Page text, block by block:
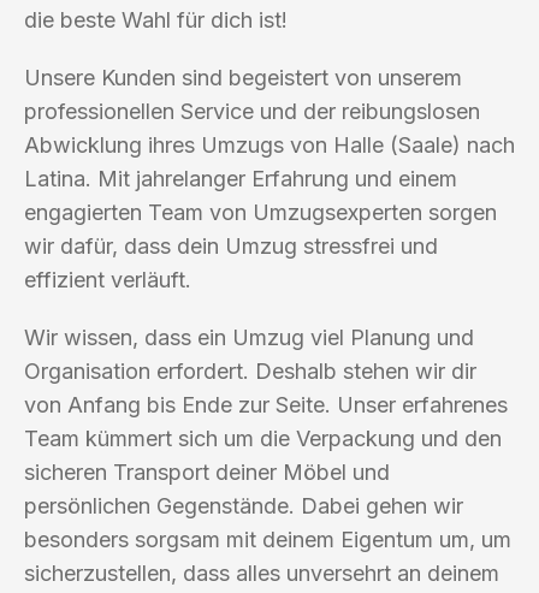
die beste Wahl für dich ist!
Unsere Kunden sind begeistert von unserem
professionellen Service und der reibungslosen
Abwicklung ihres Umzugs von Halle (Saale) nach
Latina. Mit jahrelanger Erfahrung und einem
engagierten Team von Umzugsexperten sorgen
wir dafür, dass dein Umzug stressfrei und
effizient verläuft.
Wir wissen, dass ein Umzug viel Planung und
Organisation erfordert. Deshalb stehen wir dir
von Anfang bis Ende zur Seite. Unser erfahrenes
Team kümmert sich um die Verpackung und den
sicheren Transport deiner Möbel und
persönlichen Gegenstände. Dabei gehen wir
besonders sorgsam mit deinem Eigentum um, um
sicherzustellen, dass alles unversehrt an deinem